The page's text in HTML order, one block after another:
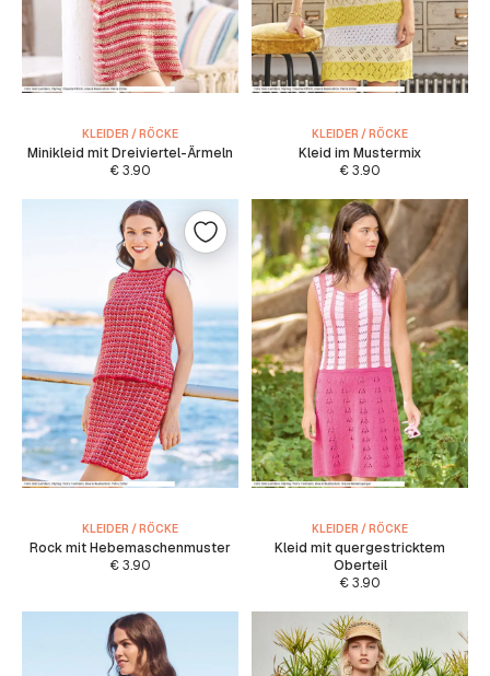
KLEIDER / RÖCKE
Minikleid mit Dreiviertel-Ärmeln
€3.90
KLEIDER / RÖCKE
Kleid im Mustermix
€3.90
KLEIDER / RÖCKE
Rock mit Hebemaschenmuster
€3.90
KLEIDER / RÖCKE
Kleid mit quergestricktem
Oberteil
€3.90